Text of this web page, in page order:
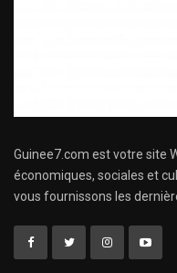
Guinee7.com est votre site
économiques, sociales et
vous fournissons les